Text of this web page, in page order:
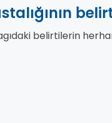
belirtilerin